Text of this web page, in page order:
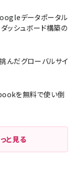
データポータル
ッシュボード構築の
んだグローバルサイ
を無料で使い倒
と見る